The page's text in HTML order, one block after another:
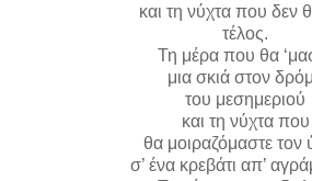
και τη νύχτα που δεν
τέλος.
Τη μέρα που θα
μια σκιά στον
του μεσημεριού
και τη νύχτα που
θα μοιραζόμαστε τον
σ’ ένα κρεβάτι απ’